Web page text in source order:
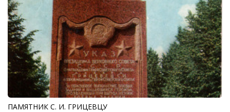
ПАМЯТНИК С. И. ГРИЦЕВЦУ